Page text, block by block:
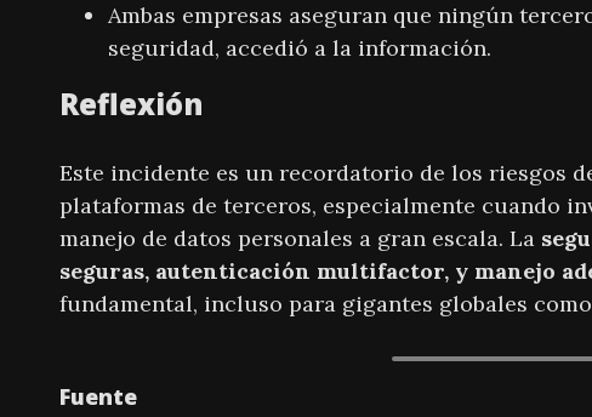
Ambas empresas aseguran que ningún
seguridad, accedió a la información.
Reflexión
Este incidente es un recordatorio de los riesgos
plataformas de terceros, especialmente cuando
manejo de datos personales a gran escala. La
seguras, autenticación multifactor, y manejo
fundamental, incluso para gigantes globales como
Fuente